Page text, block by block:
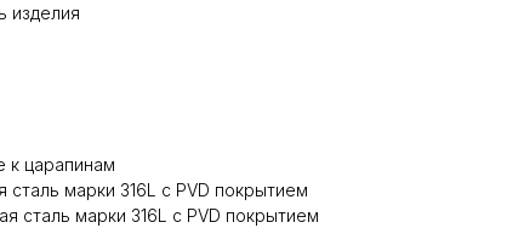
изделия
к царапинам
марки 316L с PVD покрытием
сталь марки 316L с PVD покрытием